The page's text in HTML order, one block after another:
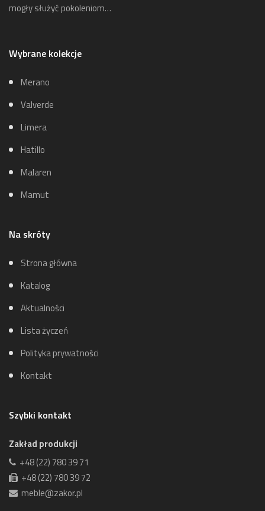
mogły służyć pokoleniom…
Wybrane kolekcje
Merano
Valverde
Limera
Hatillo
Malaren
Mamut
Na skróty
Strona główna
Katalog
Aktualności
Lista życzeń
Polityka prywatności
Kontakt
Szybki kontakt
Zakład produkcji
+48 (22) 780 39 71
+48 (22) 780 39 72
meble@zakor.pl